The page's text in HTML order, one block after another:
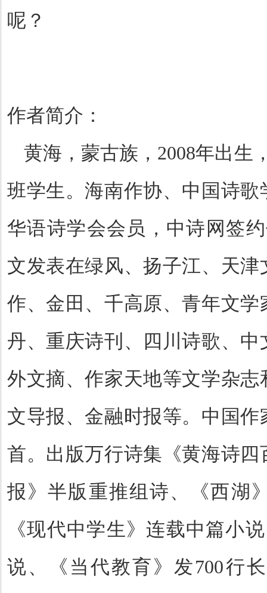
呢？
作者简介：
黄海，蒙古族， 2008年出生
班学生。海南作协、中国诗
华语诗学会会员，中诗网签
文发表在绿风、扬子江、天
作、金田、千高原、青年文
丹、重庆诗刊、四川诗歌、
外文摘、作家天地等文学杂
文导报、金融时报等。中国
首。出版万行诗集《黄海诗
报》半版重推组诗、《西湖
《现代中学生》连载中篇小
说、《当代教育》发700行